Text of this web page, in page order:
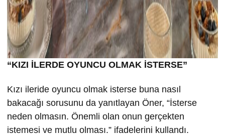
“KIZI İLERDE OYUNCU OLMAK İSTERSE”
Kızı ileride oyuncu olmak isterse buna nasıl
bakacağı sorusunu da yanıtlayan Öner, “İsterse
neden olmasın. Önemli olan onun gerçekten
istemesi ve mutlu olması.” ifadelerini kullandı.